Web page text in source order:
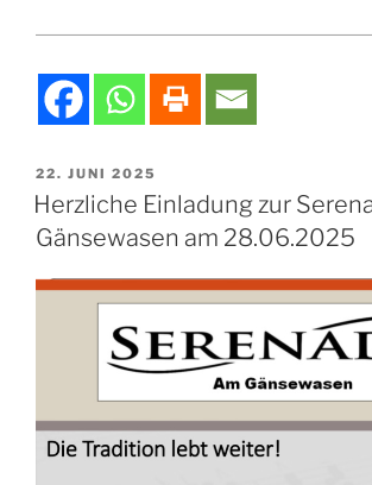
VERÖFFENTLICHT
AM
22. JUNI 2025
Herzliche Einladung zur
Gänsewasen am 28.06.2025